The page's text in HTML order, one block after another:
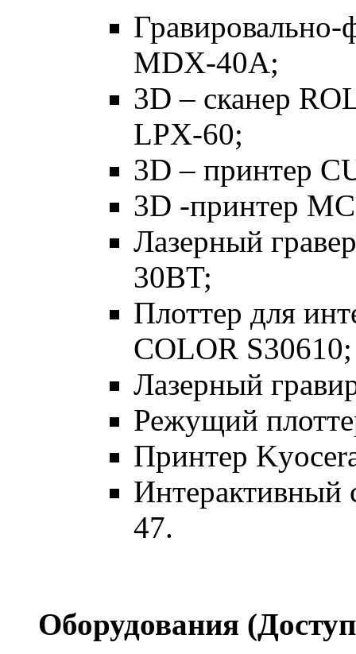
MDX-40A;
3D – сканер
LPX-60;
3D – принтер
3D -принтер
Лазерный
30BT;
Плоттер для
COLOR S30610;
Лазерный
Режущий
Принтер
Интерактивный
47.
Оборудования